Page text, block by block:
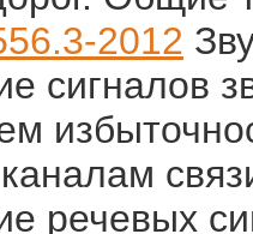
2012
сигналов
речевых